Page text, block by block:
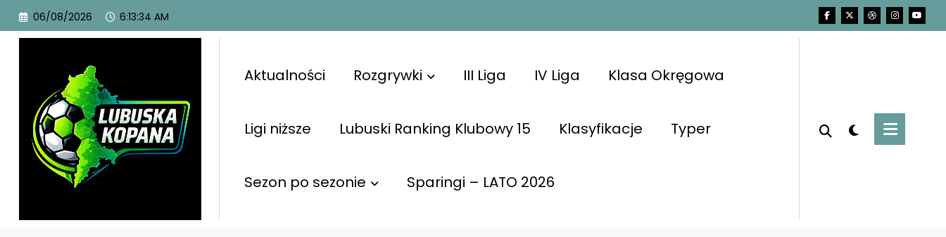
06/08/2026 6:13:35 AM
Aktualności Rozgrywki III Liga IV Liga Klasa Okręgowa
Ligi niższe Lubuski Ranking Klubowy 15 Klasyfikacje Typer
Sezon po sezonie Sparingi – LATO 2026